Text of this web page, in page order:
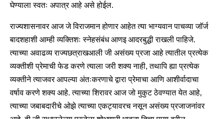
घेण्याला स्वतः अपात्र आहे असे होईल.
राज्यशासनावर आज जे विराजमान होणार आहेत त्या भाग्यवान पाचव्या जॉर्ज
बादशहाशी आम्ही व्यक्तिशः स्नेहसंबंध आणइ आदरबुद्धी राखली पाहिजे.
त्याच्या अवाढव्य राज्यछत्राखआली जी असंख्य प्रजा आहे त्यातील प्रत्येक
व्यक्तीशी प्रेमाची फेड करणे त्याला जरी शक्य नाही, तथापि ह्या प्रत्येक
व्यक्तीने त्याजवर आपल्या अंतःकरणाचे द्वारा प्रेमाचा आणि आशीर्वादाचा
वर्षाव करणे शक्य आहे. त्याच्या शिरावर आज जो मुकुट ठेवण्यात येत आहे,
त्याच्या जबाबदारीचे ओझे त्याच्या एकट्यावरच नसून असंख्य प्रजाजनांवर